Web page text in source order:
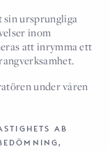
sin ursprungliga
inom
att inrymma ett
under våren
AB